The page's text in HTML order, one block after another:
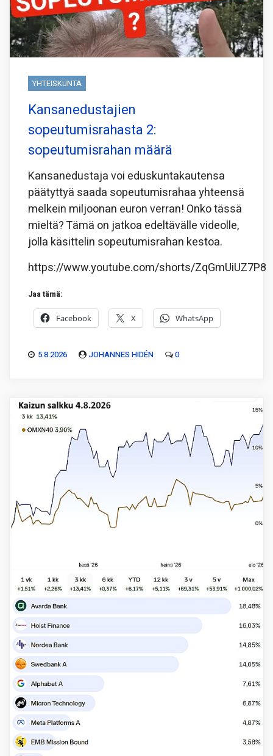
YHTEISKUNTA
Kansanedustajien
sopeutumisrahasta 2:
sopeutumisrahan määrä
Kansanedustaja voi eduskuntakautensa
päätyttyä saada sopeutumisrahaa yhteensä
melkein miljoonan euron verran! Onko tässä
mieltä? Tämä on jatkoa edeltävälle videolle,
jolla käsittelin sopeutumisrahan kestoa.
https://www.youtube.com/shorts/ZqGmUiUZ7P8
Jaa tämä:
Facebook X WhatsApp
5.8.2026 JOHANNES HIDÉN 0